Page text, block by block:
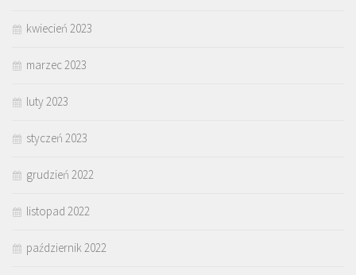
kwiecień 2023
marzec 2023
luty 2023
styczeń 2023
grudzień 2022
listopad 2022
październik 2022